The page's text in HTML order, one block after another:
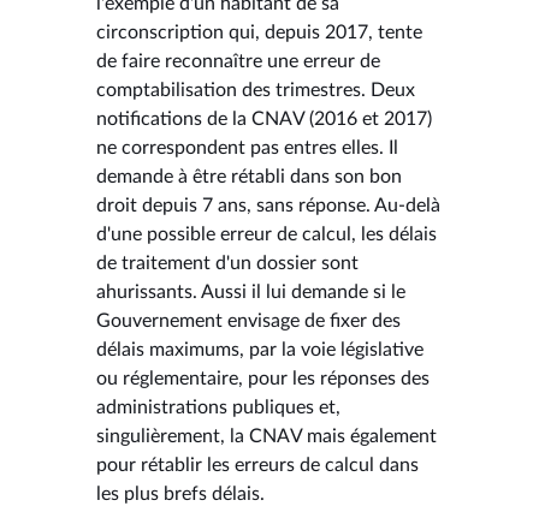
circonscription qui, depuis 2017, tente
de faire reconnaître une erreur de
comptabilisation des trimestres. Deux
notifications de la CNAV (2016 et 2017)
ne correspondent pas entres elles. Il
demande à être rétabli dans son bon
droit depuis 7 ans, sans réponse. Au-delà
d'une possible erreur de calcul, les délais
de traitement d'un dossier sont
ahurissants. Aussi il lui demande si le
Gouvernement envisage de fixer des
délais maximums, par la voie législative
ou réglementaire, pour les réponses des
administrations publiques et,
singulièrement, la CNAV mais également
pour rétablir les erreurs de calcul dans
les plus brefs délais.